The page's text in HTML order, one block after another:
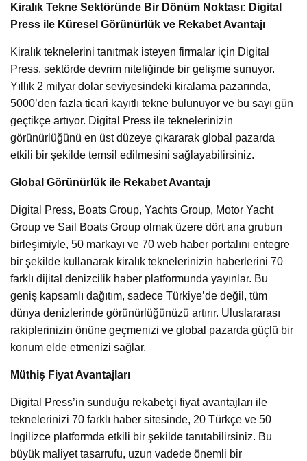
Kiralık Tekne Sektöründe Bir Dönüm Noktası: Digital
Press ile Küresel Görünürlük ve Rekabet Avantajı
Kiralık teknelerini tanıtmak isteyen firmalar için Digital
Press, sektörde devrim niteliğinde bir gelişme sunuyor.
Yıllık 2 milyar dolar seviyesindeki kiralama pazarında,
5000’den fazla ticari kayıtlı tekne bulunuyor ve bu sayı gün
geçtikçe artıyor. Digital Press ile teknelerinizin
görünürlüğünü en üst düzeye çıkararak global pazarda
etkili bir şekilde temsil edilmesini sağlayabilirsiniz.
Global Görünürlük ile Rekabet Avantajı
Digital Press, Boats Group, Yachts Group, Motor Yacht
Group ve Sail Boats Group olmak üzere dört ana grubun
birleşimiyle, 50 markayı ve 70 web haber portalını entegre
bir şekilde kullanarak kiralık teknelerinizin haberlerini 70
farklı dijital denizcilik haber platformunda yayınlar. Bu
geniş kapsamlı dağıtım, sadece Türkiye’de değil, tüm
dünya denizlerinde görünürlüğünüzü artırır. Uluslararası
rakiplerinizin önüne geçmenizi ve global pazarda güçlü bir
konum elde etmenizi sağlar.
Müthiş Fiyat Avantajları
Digital Press’in sunduğu rekabetçi fiyat avantajları ile
teknelerinizi 70 farklı haber sitesinde, 20 Türkçe ve 50
İngilizce platformda etkili bir şekilde tanıtabilirsiniz. Bu
büyük maliyet tasarrufu, uzun vadede önemli bir